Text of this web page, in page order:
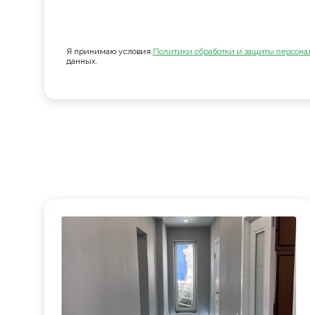
Я принимаю условия Политики обработки и защиты
данных.